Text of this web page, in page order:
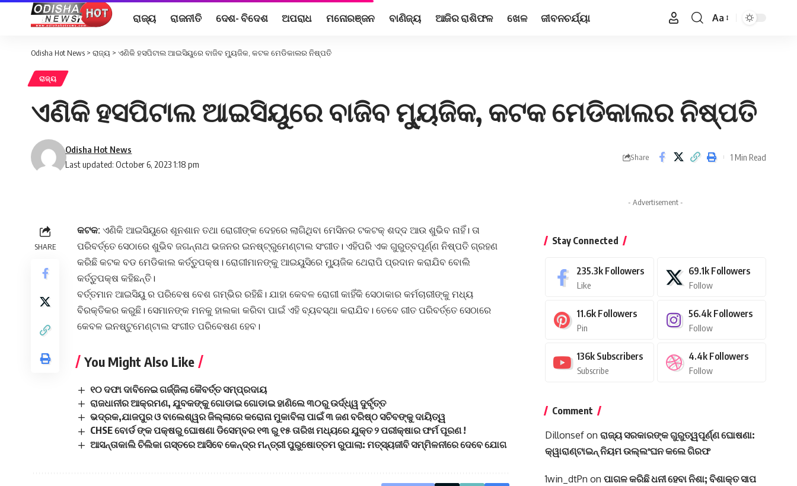
ରାଜ୍ୟ ରାଜନୀତି ଦେଶ- ବିଦେଶ ଅପରାଧ ମନୋରଞ୍ଜନ ବାଣିଜ୍ୟ ଆଜିର ରାଶିଫଳ ଖେଳ ଜୀବନଚର୍ଯ୍ୟା
Font
Aa
Odisha Hot News > ରାଜ୍ୟ > ଏଣିକି ହସପିଟାଲ ଆଇସିୟୁରେ ବାଜିବ ମ୍ୟୁଜିକ, କଟକ ମେଡିକାଲର ନିଷ୍ପତି
ରାଜ୍ୟ
ଏଣିକି ହସପିଟାଲ ଆଇସିୟୁରେ ବାଜିବ ମ୍ୟୁଜିକ, କଟକ ମେଡିକାଲର ନିଷ୍ପତି
Last updated: October 6, 2023 1:18 pm
Odisha Hot News
Share 1 Min Read
SHARE
କଟକ: ଏଣିକି ଆଇସିୟୁରେ ଶୂନଶାନ ତଥା ରୋଗୀଙ୍କ ଦେହରେ ଲାଗିଥିବା ମେସିନର ଟକଟକ୍ ଶଦ୍ଦ ଆଉ ଶୁଭିବ ନାହିଁ। ତା
ପରିବର୍ତ୍ତେ ସେଠାରେ ଶୁଭିବ ଜଗନ୍ନାଥ ଭଜନର ଇନଷ୍ଟ୍ରୁମେଣ୍ଟାଲ ସଂଗୀତ। ଏହିପରି ଏକ ଗୁରୁତ୍ବପୂର୍ଣ୍ଣ ନିଷ୍ପତି ଗ୍ରହଣ
କରିଛି କଟକ ବଡ ମେଡିକାଲ କର୍ତ୍ତୁପକ୍ଷ। ରୋଗୀମାନଙ୍କୁ ଆଇୟୁସିରେ ମ୍ୟୁଜିକ ଥେରାପି ପ୍ରଦାନ କରାଯିବ ବୋଲି
କର୍ତ୍ତୁପକ୍ଷ କହିଛନ୍ତି।
ବର୍ତ୍ତମାନ ଆଇସିୟୁ ର ପରିବେଷ ବେଶ ଗମ୍ଭିର ରହିଛି। ଯାହା କେବଳ ରୋଗୀ କାହିଁକି ସେଠାକାର କର୍ମଚାରୀଙ୍କୁ ମଧ୍ୟ
ବିରକ୍ତିକର କରୁଛି। ସେମାନଙ୍କ ମନକୁ ହାଲକା କରିବା ପାଇଁ ଏହି ବ୍ୟବସ୍ଥା କରାଯିବ। ତେବେ ଗୀତ ପରିବର୍ତ୍ତେ ସେଠାରେ
କେବଳ ଇନଷ୍ଟୁମେଣ୍ଟାଲ ସଂଗୀତ ପରିବେଷଣ ହେବ।
You Might Also Like
୧୦ ଦଫା ଦାବିନେଇ ଗର୍ଜ୍ଜିଲା କୈବର୍ତ୍ତ ସମ୍ପ୍ରଦାୟ
ରାଜଧାନୀର ଆକ୍ରମଣ, ଯୁବକଙ୍କୁ ଗୋଡାଇ ଗୋଡାଇ ହାଣିଲେ ୩୦ରୁ ଉର୍ଦ୍ଧ୍ୱ ଦୁର୍ବୃତ୍ତ
ଭଦ୍ରକ,ଯାଜପୁର ଓ ବାଲେଶ୍ୱର ଜିଲ୍ଲାରେ କରୋନା ମୁକାବିଲା ପାଇଁ ୩ ଜଣ ବରିଷ୍ଠ ସଚିବଙ୍କୁ ଦାୟିତ୍ୱ
CHSE ବୋର୍ଡ ଙ୍କ ପକ୍ଷରୁ ଘୋଷଣା ଡିସେମ୍ବର ୧୩ ରୁ ୧୫ ତାରିଖ ମଧ୍ୟରେ ଯୁକ୍ତ ୨ ପରୀକ୍ଷାର ଫର୍ମ ପୂରଣ !
ଆସନ୍ତାକାଲି ଚିଲିକା ଗସ୍ତରେ ଆସିବେ କେନ୍ଦ୍ର ମନ୍ତ୍ରୀ ପୁରୁଷୋତ୍ତମ ରୁପାଲା: ମତ୍ସ୍ୟଜୀବି ସମ୍ମିଳନୀରେ ଦେବେ ଯୋଗ
- Advertisement -
Stay Connected
235.3k Followers
Like
69.1k Followers
Follow
11.6k Followers
Pin
56.4k Followers
Follow
136k Subscribers
Subscribe
4.4k Followers
Follow
Comment
Dillonsefon ରାଜ୍ୟ ସରକାରଙ୍କ ଗୁରୁତ୍ୱପୂର୍ଣ୍ଣ ଘୋଷଣା:
କ୍ୱାରାଣ୍ଟାଇନ୍‌ ନିୟମ ଉଲ୍ଲଂଘନ କଲେ ଗିରଫ
1win_dtPn on ପାଗଳ କରିଛି ଧନୀ ହେବା ନିଶା; ବିଶାକ୍ତ ସାପ